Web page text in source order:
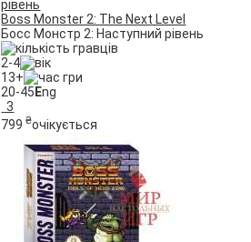
Boss Monster 2: The Next Level
Босс Монстр 2: Наступний рівень
2-4
13+
20-45 Eng
3
799₴очікується